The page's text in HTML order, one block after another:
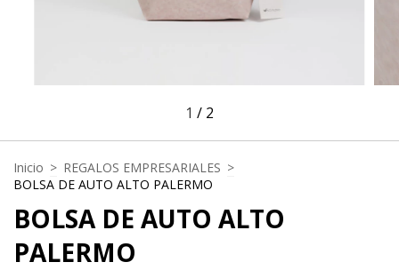
1 / 2
Inicio > REGALOS EMPRESARIALES >
BOLSA DE AUTO ALTO PALERMO
BOLSA DE AUTO ALTO
PALERMO